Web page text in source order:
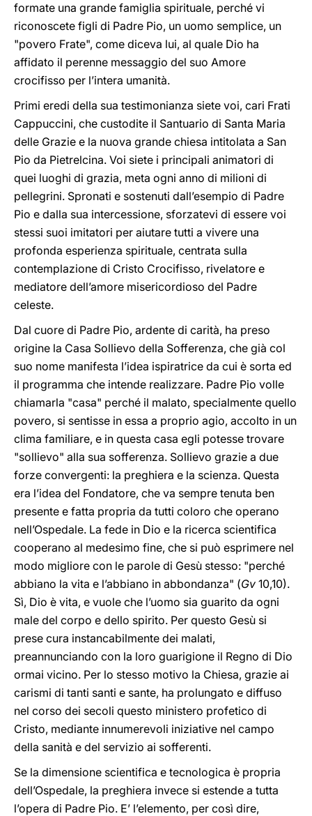
formate una grande famiglia spirituale, perché vi
riconoscete figli di Padre Pio, un uomo semplice, un
"povero Frate", come diceva lui, al quale Dio ha
affidato il perenne messaggio del suo Amore
crocifisso per l’intera umanità.
Primi eredi della sua testimonianza siete voi, cari Frati
Cappuccini, che custodite il Santuario di Santa Maria
delle Grazie e la nuova grande chiesa intitolata a San
Pio da Pietrelcina. Voi siete i principali animatori di
quei luoghi di grazia, meta ogni anno di milioni di
pellegrini. Spronati e sostenuti dall’esempio di Padre
Pio e dalla sua intercessione, sforzatevi di essere voi
stessi suoi imitatori per aiutare tutti a vivere una
profonda esperienza spirituale, centrata sulla
contemplazione di Cristo Crocifisso, rivelatore e
mediatore dell’amore misericordioso del Padre
celeste.
Dal cuore di Padre Pio, ardente di carità, ha preso
origine la Casa Sollievo della Sofferenza, che già col
suo nome manifesta l’idea ispiratrice da cui è sorta ed
il programma che intende realizzare. Padre Pio volle
chiamarla "casa" perché il malato, specialmente quello
povero, si sentisse in essa a proprio agio, accolto in un
clima familiare, e in questa casa egli potesse trovare
"sollievo" alla sua sofferenza. Sollievo grazie a due
forze convergenti: la preghiera e la scienza. Questa
era l’idea del Fondatore, che va sempre tenuta ben
presente e fatta propria da tutti coloro che operano
nell’Ospedale. La fede in Dio e la ricerca scientifica
cooperano al medesimo fine, che si può esprimere nel
modo migliore con le parole di Gesù stesso: "perché
abbiano la vita e l’abbiano in abbondanza" (Gv 10,10).
Sì, Dio è vita, e vuole che l’uomo sia guarito da ogni
male del corpo e dello spirito. Per questo Gesù si
prese cura instancabilmente dei malati,
preannunciando con la loro guarigione il Regno di Dio
ormai vicino. Per lo stesso motivo la Chiesa, grazie ai
carismi di tanti santi e sante, ha prolungato e diffuso
nel corso dei secoli questo ministero profetico di
Cristo, mediante innumerevoli iniziative nel campo
della sanità e del servizio ai sofferenti.
Se la dimensione scientifica e tecnologica è propria
dell’Ospedale, la preghiera invece si estende a tutta
l’opera di Padre Pio. E’ l’elemento, per così dire,